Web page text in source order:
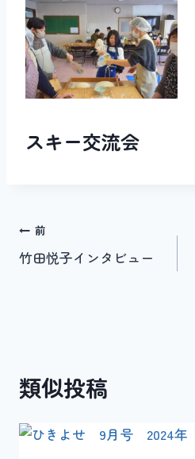
スキー交流会
投
稿
ー
シ
前
竹田悦子インタビュー
類似投稿